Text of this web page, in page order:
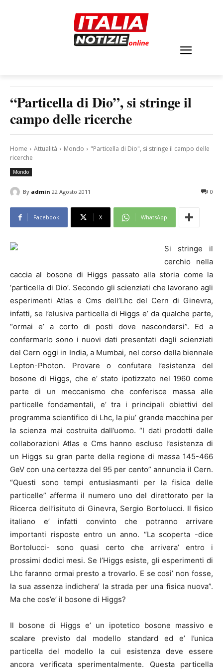
“Particella di Dio”, si stringe il
campo delle ricerche
Home Attualità Mondo
"Particella di Dio", si stringe il campo delle
ricerche
Mondo
By admin 22 Agosto 2011 0
Facebook X WhatsApp
Si stringe il
cerchio nella
caccia al bosone di Higgs passato alla storia come la
‘particella di Dio’. Secondo gli scienziati che lavorano agli
esperimenti Atlas e Cms dell’Lhc del Cern di Ginevra,
infatti, se l’elusiva particella di Higgs e’ da qualche parte,
“ormai e’ a corto di posti dove nascondersi”. Ed a
confermarlo sono i nuovi dati presentati dagli scienziati
del Cern oggi in India, a Mumbai, nel corso della biennale
Lepton-Photon. Provare o confutare l’esistenza del
bosone di Higgs, che e’ stato ipotizzato nel 1960 come
parte di un meccanismo che conferisce massa alle
particelle fondamentali, e’ tra i principali obiettivi del
programma scientifico di Lhc, la piu’ grande macchina per
la scienza mai costruita dall’uomo. “I dati prodotti dalle
collaborazioni Atlas e Cms hanno escluso l’esistenza di
un Higgs su gran parte della regione di massa 145-466
GeV con una certezza del 95 per cento” annuncia il Cern.
“Questi sono tempi entusiasmanti per la fisica delle
particelle” afferma il numero uno del direttorato per la
Ricerca dell’isituto di Ginevra, Sergio Bortolucci. Il fisico
italiano e’ infatti convinto che potranno arrivare
importanti risposte entro un anno. “La scoperta -dice
Bortolucci- sono quasi certo che arrivera’ entro i
prossimi dodici mesi. Se l’Higgs esiste, gli esperimenti di
Lhc faranno ormai presto a trovarlo. E se cosi’ non fosse,
la sua assenza indichera’ la strada per una fisica nuova”.
Ma che cos’e’ il bosone di Higgs?
Il bosone di Higgs e’ un ipotetico bosone massivo e
scalare previsto dal modello standard ed e’ l’unica
particella del modello la cui esistenza deve essere
ancora verificata sperimentalmente. Questa particella